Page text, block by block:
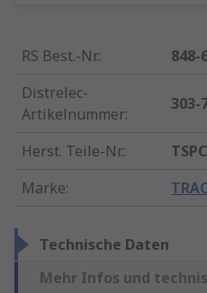
RS Best.-Nr.:
848-
Distrelec-
Artikelnummer:
303-
Herst. Teile-Nr.:
Marke:
Technische Daten
Mehr Infos und